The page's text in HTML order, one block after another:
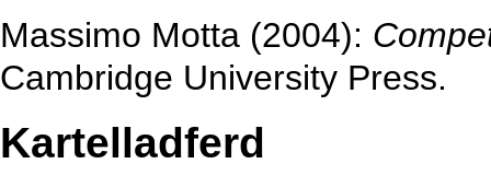
Massimo Motta (2004):
Cambridge University Press.
Kartelladferd